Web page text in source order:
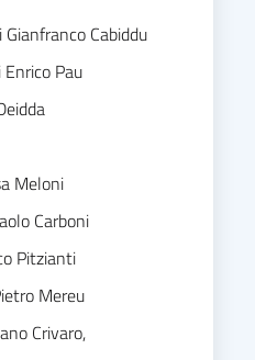
Cabiddu
Pau
Meloni
Carboni
Pitzianti
Mereu
Crivaro,